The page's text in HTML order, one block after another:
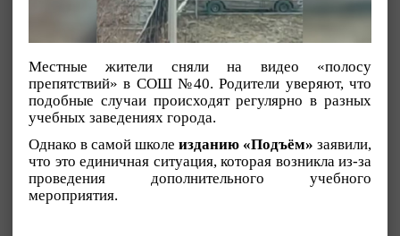
Местные жители сняли на видео «полосу
препятствий» в СОШ №40. Родители уверяют, что
подобные случаи происходят регулярно в разных
учебных заведениях города.
Однако в самой школе изданию «Подъём» заявили,
что это единичная ситуация, которая возникла из-за
проведения дополнительного учебного
мероприятия.